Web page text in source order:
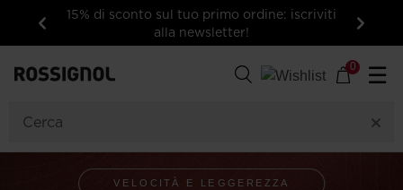
Indietro
15% di sconto sul tuo primo ordine: iscriviti
alla newsletter!
Avanti
0 ☰
VELOCITÀ E LEGGEREZZA